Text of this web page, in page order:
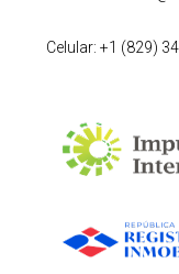
Celular: +1 (829)